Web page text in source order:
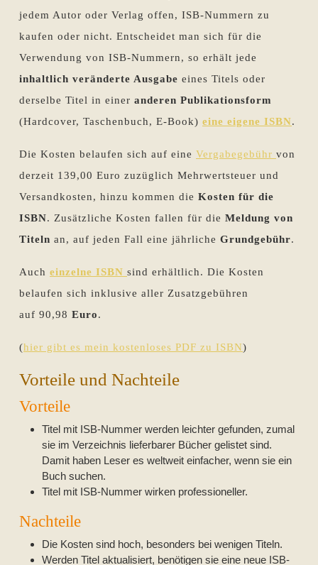
jedem Autor oder Verlag offen, ISB-Nummern zu
kaufen oder nicht. Entscheidet man sich für die
Verwendung von ISB-Nummern, so erhält jede
inhaltlich veränderte Ausgabe eines Titels oder
derselbe Titel in einer anderen Publikationsform
(Hardcover, Taschenbuch, E-Book) eine eigene ISBN.
Die Kosten belaufen sich auf eine Vergabegebühr von
derzeit 139,00 Euro zuzüglich Mehrwertsteuer und
Versandkosten, hinzu kommen die Kosten für die
ISBN. Zusätzliche Kosten fallen für die Meldung von
Titeln an, auf jeden Fall eine jährliche Grundgebühr.
Auch einzelne ISBN sind erhältlich. Die Kosten
belaufen sich inklusive aller Zusatzgebühren
auf 90,98 Euro.
(hier gibt es mein kostenloses PDF zu ISBN)
Vorteile und Nachteile
Vorteile
Titel mit ISB-Nummer werden leichter gefunden, zumal
sie im Verzeichnis lieferbarer Bücher gelistet sind.
Damit haben Leser es weltweit einfacher, wenn sie ein
Buch suchen.
Titel mit ISB-Nummer wirken professioneller.
Nachteile
Die Kosten sind hoch, besonders bei wenigen Titeln.
Werden Titel aktualisiert, benötigen sie eine neue ISB-